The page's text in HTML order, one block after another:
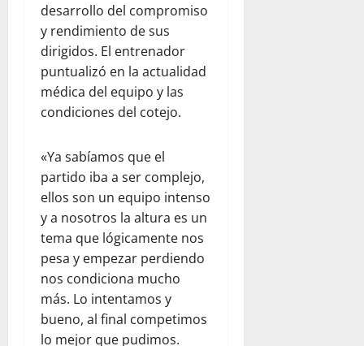
desarrollo del compromiso
y rendimiento de sus
dirigidos. El entrenador
puntualizó en la actualidad
médica del equipo y las
condiciones del cotejo.
«Ya sabíamos que el
partido iba a ser complejo,
ellos son un equipo intenso
y a nosotros la altura es un
tema que lógicamente nos
pesa y empezar perdiendo
nos condiciona mucho
más. Lo intentamos y
bueno, al final competimos
lo mejor que pudimos.